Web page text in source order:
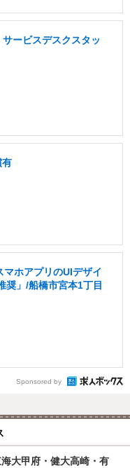
ービスデスクスタッ
有
マホアプリのUIデザイ
奨」/船橋市宮本1丁目
Sponsored by
海大甲府・健大高崎・有